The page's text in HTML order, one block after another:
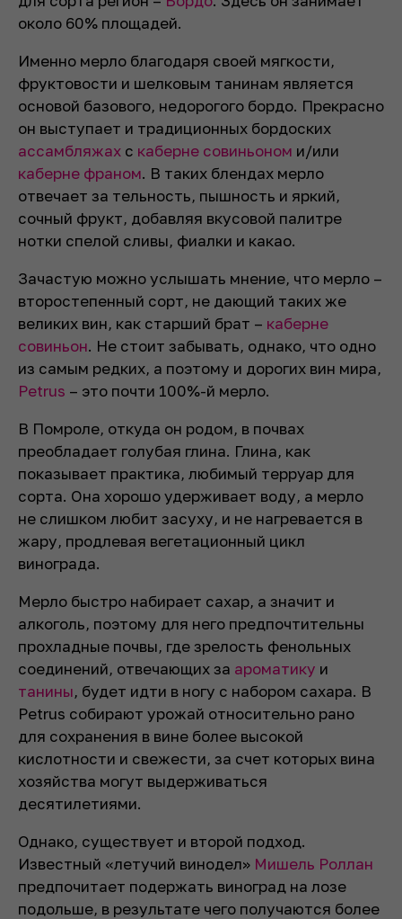
около 60% площадей.
Именно мерло благодаря своей мягкости,
фруктовости и шелковым танинам является
основой базового, недорогого бордо. Прекрасно
он выступает и традиционных бордоских
ассамбляжах с каберне совиньоном и/или
каберне франом. В таких блендах мерло
отвечает за тельность, пышность и яркий,
сочный фрукт, добавляя вкусовой палитре
нотки спелой сливы, фиалки и какао.
Зачастую можно услышать мнение, что мерло –
второстепенный сорт, не дающий таких же
великих вин, как старший брат – каберне
совиньон. Не стоит забывать, однако, что одно
из самым редких, а поэтому и дорогих вин мира,
Petrus – это почти 100%-й мерло.
В Помроле, откуда он родом, в почвах
преобладает голубая глина. Глина, как
показывает практика, любимый терруар для
сорта. Она хорошо удерживает воду, а мерло
не слишком любит засуху, и не нагревается в
жару, продлевая вегетационный цикл
винограда.
Мерло быстро набирает сахар, а значит и
алкоголь, поэтому для него предпочтительны
прохладные почвы, где зрелость фенольных
соединений, отвечающих за ароматику и
танины, будет идти в ногу с набором сахара. В
Petrus собирают урожай относительно рано
для сохранения в вине более высокой
кислотности и свежести, за счет которых вина
хозяйства могут выдерживаться
десятилетиями.
Однако, существует и второй подход.
Известный «летучий винодел» Мишель Роллан
предпочитает подержать виноград на лозе
подольше, в результате чего получаются более